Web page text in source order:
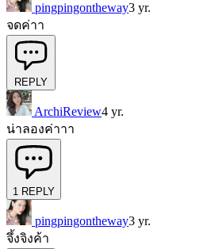
pingpingontheway3 yr.
จดค่าา
REPLY
ArchiReview4 yr.
น่าลองค่าาา
1 REPLY
pingpingontheway3 yr.
จึ้งจิงค้า